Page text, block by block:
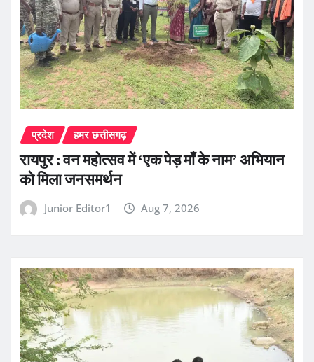
प्रदेश हमर छत्तीसगढ़
रायपुर : वन महोत्सव में ‘एक पेड़ माँ के नाम’ अभियान
को मिला जनसमर्थन
Junior Editor1 Aug 7, 2026